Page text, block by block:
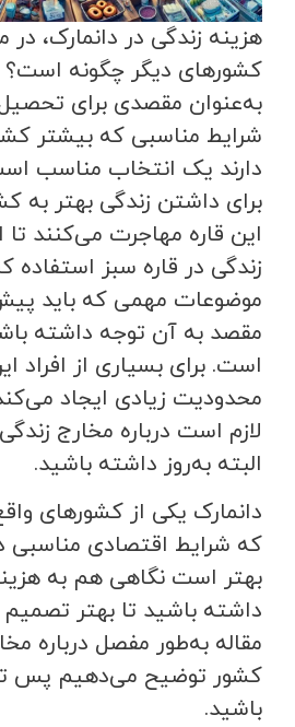
هزینه زندگی در دانمارک، در
کشورهای دیگر چگونه است؟
به‌عنوان مقصدی برای تحصیل
شرایط مناسبی که بیشتر
دارند یک انتخاب مناسب
برای داشتن زندگی بهتر به
این قاره مهاجرت می‌کنند
زندگی در قاره سبز استفاده
موضوعات مهمی که باید
مقصد به آن توجه داشته
است. برای بسیاری از افراد
محدودیت زیادی ایجاد
لازم است درباره مخارج
البته به‌روز داشته باشید.
دانمارک یکی از کشورهای
که شرایط اقتصادی مناسبی
بهتر است نگاهی هم به
داشته باشید تا بهتر تصمیم
مقاله به‌طور مفصل درباره
کشور توضیح می‌دهیم پس تا
باشید.